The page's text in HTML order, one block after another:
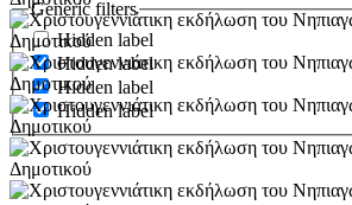
Generic filters
Hidden label
Hidden label
Hidden label
Hidden label